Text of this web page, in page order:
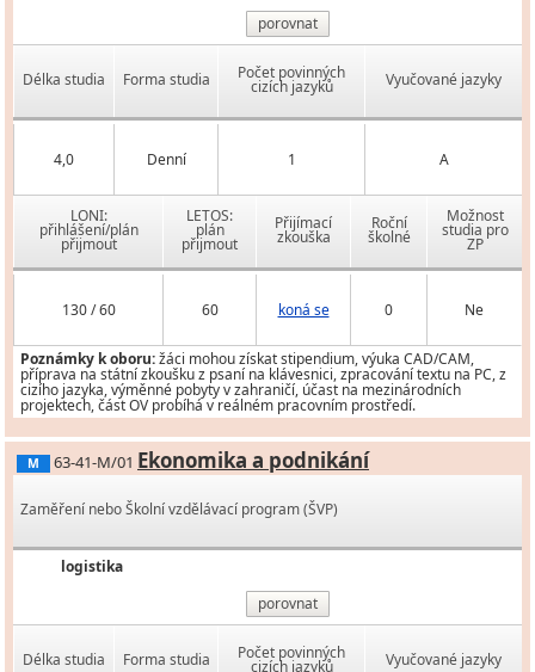
porovnat
Délka studia Forma studia Počet povinných
cizích jazyků Vyučované jazyky
4,0 Denní 1 A
LONI:
přihlášení/plán
přijmout
LETOS:
plán
přijmout
Přijímací
zkouška
Roční
školné
Možnost
studia pro
ZP
130 / 60 60 koná se 0 Ne
Poznámky k oboru:žáci mohou získat stipendium, výuka CAD/CAM,
příprava na státní zkoušku z psaní na klávesnici, zpracování textu na PC, z
cizího jazyka, výměnné pobyty v zahraničí, účast na mezinárodních
projektech, část OV probíhá v reálném pracovním prostředí.
M 63-41-M/01 Ekonomika a podnikání
Zaměření nebo Školní vzdělávací program (ŠVP)
logistika
porovnat
Délka studia Forma studia Počet povinných
cizích jazyků Vyučované jazyky